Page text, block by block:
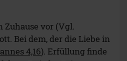
Zuhause vor (Vgl.
Bei dem, der die Liebe in
4,16). Erfüllung finde